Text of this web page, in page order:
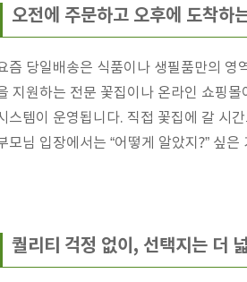
오전에 주문하고 오후에 도착하
즘 당일배송은 식품이나 생필품만의 영
지원하는 전문 꽃집이나 온라인 쇼핑
스템이 운영됩니다. 직접 꽃집에 갈 시
모님 입장에서는 “어떻게 알았지?” 싶
퀄리티 걱정 없이, 선택지는 더